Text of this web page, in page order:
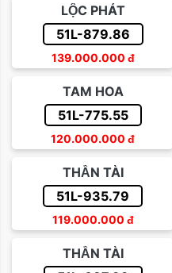
LỘC PHÁT
51L-879.86
139.000.000 đ
TAM HOA
51L-775.55
120.000.000 đ
THẦN TÀI
51L-935.79
119.000.000 đ
THẦN TÀI